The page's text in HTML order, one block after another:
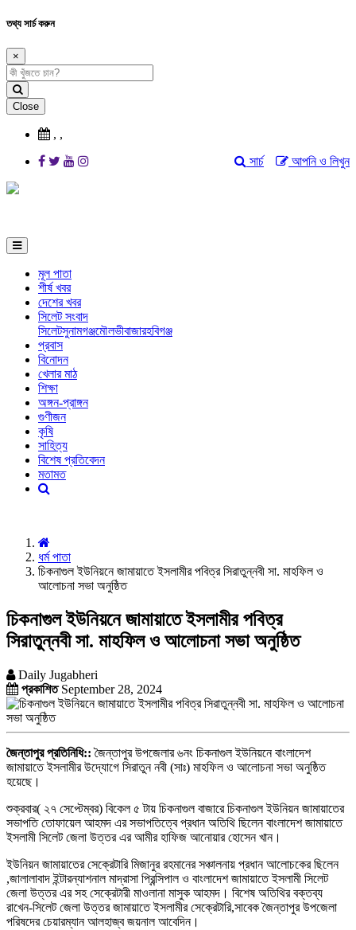
তথ্য সার্চ করুন
×
Close
, ,
আপনি ও লিখুন
সার্চ
মূল পাতা
শীর্ষ খবর
দেশের খবর
সিলেট সংবাদ
সিলেটসুনামগঞ্জমৌলভীবাজারহবিগঞ্জ
প্রবাস
বিনোদন
খেলার মাঠ
শিক্ষা
অঙ্গন-প্রাঙ্গন
গুণীজন
কৃষি
সাহিত্য
বিশেষ প্রতিবেদন
মতামত
ধর্ম পাতা
চিকনাগুল ইউনিয়নে জামায়াতে ইসলামীর পবিত্র সিরাতুন্নবী সা. মাহফিল ও
আলোচনা সভা অনুষ্ঠিত
চিকনাগুল ইউনিয়নে জামায়াতে ইসলামীর পবিত্র
সিরাতুন্নবী সা. মাহফিল ও আলোচনা সভা অনুষ্ঠিত
Daily Jugabheri
প্রকাশিতSeptember 28, 2024
জৈন্তাপুর প্রতিনিধি::জৈন্তাপুর উপজেলার ৬নং চিকনাগুল ইউনিয়নে বাংলাদেশ
জামায়াতে ইসলামীর উদ্যোগে সিরাতুন নবী (সাঃ) মাহফিল ও আলোচনা সভা অনুষ্ঠিত
হয়েছে।
শুক্রবার( ২৭ সেপ্টেম্বর) বিকেল ৫ টায় চিকনাগুল বাজারে চিকনাগুল ইউনিয়ন জামায়াতের
সভাপতি তোফায়েল আহমদ এর সভাপতিত্বে প্রধান অতিথি ছিলেন বাংলাদেশ জামায়াতে
ইসলামী সিলেট জেলা উত্তর এর আমীর হাফিজ আনোয়ার হোসেন খান।
ইউনিয়ন জামায়াতের সেক্রেটারি মিজানুর রহমানের সঞ্চালনায় প্রধান আলোচকের ছিলেন
,জালালাবাদ ইন্টারন্যাশনাল মাদ্রাসা প্রিন্সিপাল ও বাংলাদেশ জামায়াতে ইসলামী সিলেট
জেলা উত্তর এর সহ সেক্রেটারী মাওলানা মাসুক আহমদ। বিশেষ অতিথির বক্তব্য
রাখেন-সিলেট জেলা উত্তর জামায়াতে ইসলামীর সেক্রেটারি,সাবেক জৈন্তাপুর উপজেলা
পরিষদের চেয়ারম্যান আলহাজ্ব জয়নাল আবেদিন।